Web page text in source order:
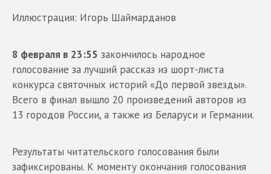
Иллюстрация: Игорь Шаймарданов
8 февраля в 23:55 закончилось народное
голосование за лучший рассказ из шорт-листа
конкурса святочных историй «До первой звезды».
Всего в финал вышло 20 произведений авторов из
13 городов России, а также из Беларуси и Германии.
Результаты читательского голосования были
зафиксированы. К моменту окончания голосования